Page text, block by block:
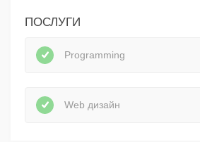
ПОСЛУГИ
Programming
Web дизайн